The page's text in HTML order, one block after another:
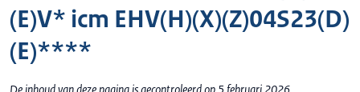
(E)V* icm EHV(H)(X)(Z)04S23(D)
(E)****